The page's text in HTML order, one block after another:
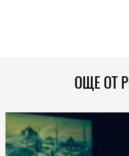
ОЩЕ ОТ